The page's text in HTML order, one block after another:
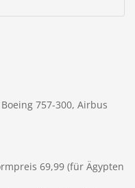
757-300, Airbus
69,99 (für Ägypten